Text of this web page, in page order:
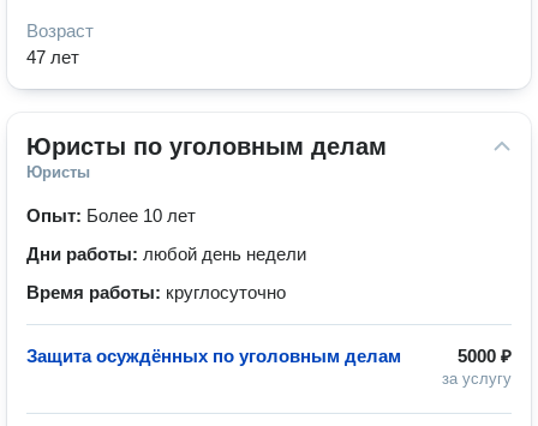
Возраст
47 лет
Юристы по уголовным делам
Юристы
Опыт: Более 10 лет
Дни работы: любой день недели
Время работы: круглосуточно
5000 ₽
за услугу
Защита осуждённых по уголовным делам